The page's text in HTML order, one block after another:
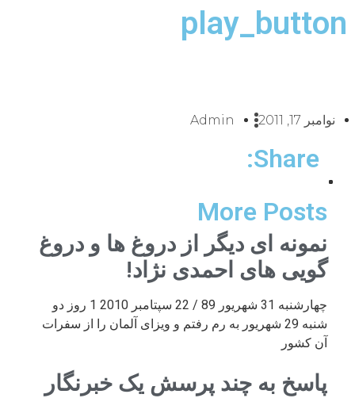
play_button
نوامبر 17, 2011 Admin
Share:
More Posts
نمونه ای دیگر از دروغ ها و دروغ
گویی های احمدی نژاد!
چهارشنبه 31 شهریور 89 / 22 سپتامبر 2010 1 روز دو
شنبه 29 شهریور به رم رفتم و ویزای آلمان را از سفرات
آن کشور
پاسخ به چند پرسش یک خبرنگار